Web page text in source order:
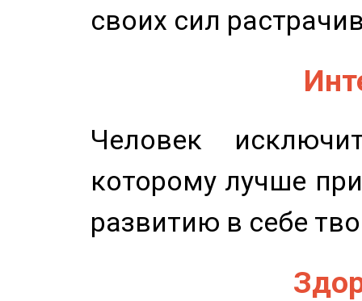
своих сил
Человек
которому лучше
развитию в себе